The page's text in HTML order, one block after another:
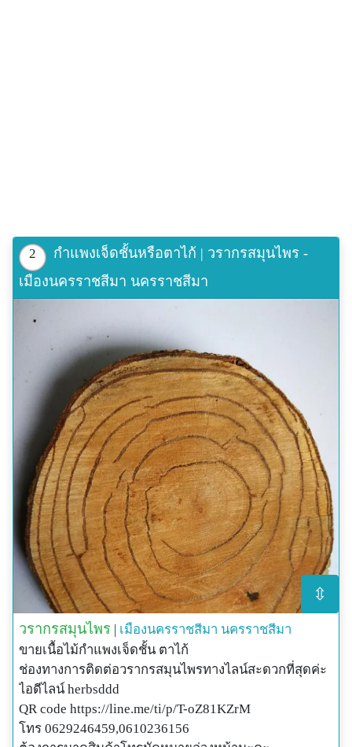
2
กำแพงเจ็ดชั้นหรือตาไก้ | วรากรสมุนไพร -
เมืองนครราชสีมา นครราชสีมา
⇳
วรากรสมุนไพร | เมืองนครราชสีมา นครราชสีมา
ขายเนื้อไม้กำแพงเจ็ดชั้น ตาไก้
ช่องทางการติดต่อวรากรสมุนไพรทางไลน์สะดวกที่สุดค่ะ
ไอดีไลน์ herbsddd
QR code https://line.me/ti/p/T-oZ81KZrM
โทร 0629246459,0610236156